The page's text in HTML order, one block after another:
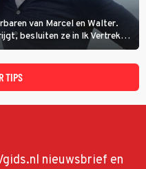
van Marcel en Walter.
besluiten ze in Ik Vertrek
in Spanje te openen, waar
TIPS
nieuwsbrief en